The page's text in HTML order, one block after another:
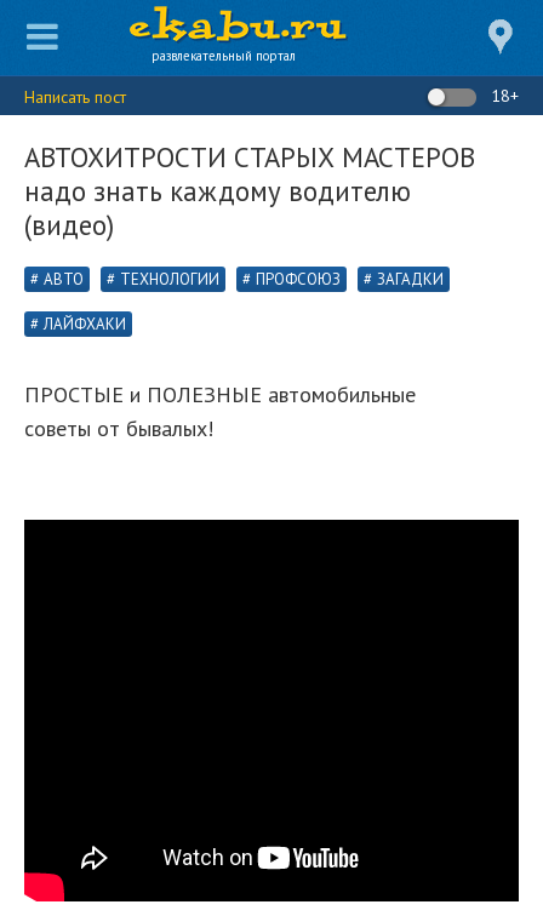
развлекательный портал
Написать пост 18+
АВТОХИТРОСТИ СТАРЫХ МАСТЕРОВ
надо знать каждому водителю
(видео)
АВТО ТЕХНОЛОГИИ ПРОФСОЮЗ ЗАГАДКИ
ЛАЙФХАКИ
ПРОСТЫЕ и ПОЛЕЗНЫЕ автомобильные
советы от бывалых!